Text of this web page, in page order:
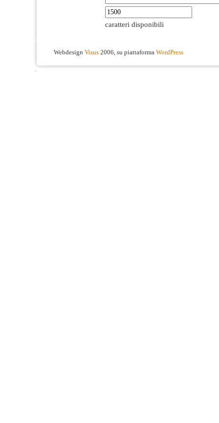
caratteri disponibili
Webdesign Visus 2006, su piattaforma WordPress